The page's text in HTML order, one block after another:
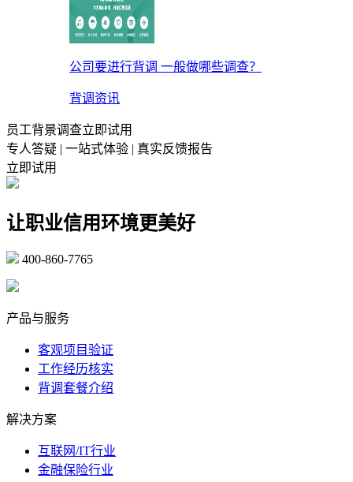
公司要进行背调 一般做哪些调查？
背调资讯
员工背景调查立即试用
专人答疑 | 一站式体验 | 真实反馈报告
立即试用
让职业信用环境更美好
400-860-7765
产品与服务
客观项目验证
工作经历核实
背调套餐介绍
解决方案
互联网/IT行业
金融保险行业